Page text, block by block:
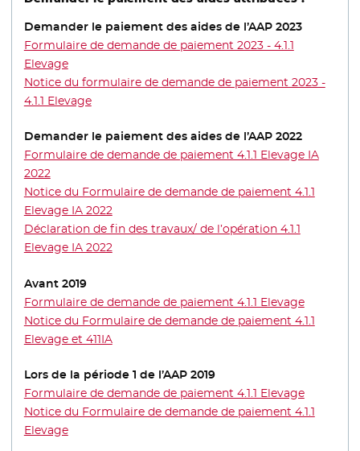
Demander le paiement des aides de l’AAP 2023
Formulaire de demande de paiement 2023 - 4.1.1
Elevage
Notice du formulaire de demande de paiement 2023 -
4.1.1 Elevage
Demander le paiement des aides de l’AAP 2022
Formulaire de demande de paiement 4.1.1 Elevage IA
2022
Notice du Formulaire de demande de paiement 4.1.1
Elevage IA 2022- Nouvelle fenêtre
Déclaration de fin des travaux/ de l’opération 4.1.1
Elevage IA 2022
Avant 2019
Formulaire de demande de paiement 4.1.1 Elevage
Notice du Formulaire de demande de paiement 4.1.1
Elevage et 411IA
Lors de la période 1 de l’AAP 2019
Formulaire de demande de paiement 4.1.1 Elevage
Notice du Formulaire de demande de paiement 4.1.1
Elevage